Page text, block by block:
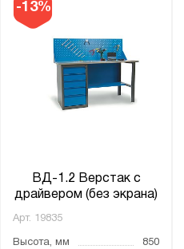
-13%
ВД-1.2 Верстак с
драйвером (без экрана)
Арт. 19835
Высота, мм
850
Производитель:
Gresson
Верстакофф
Диком
Метех
Предприятие ДВК